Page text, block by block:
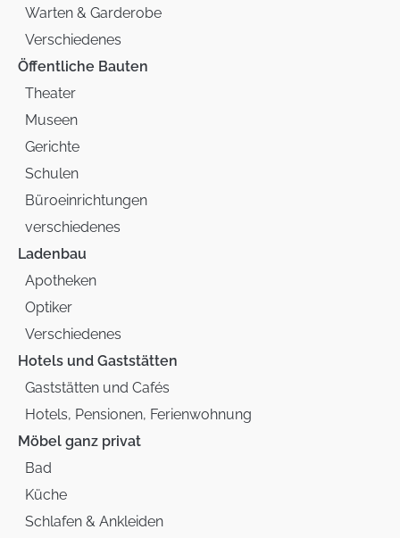
Warten & Garderobe
Verschiedenes
Öffentliche Bauten
Theater
Museen
Gerichte
Schulen
Büroeinrichtungen
verschiedenes
Ladenbau
Apotheken
Optiker
Verschiedenes
Hotels und Gaststätten
Gaststätten und Cafés
Hotels, Pensionen, Ferienwohnung
Möbel ganz privat
Bad
Küche
Schlafen & Ankleiden